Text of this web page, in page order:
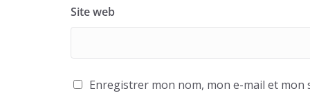
Site web
Enregistrer mon nom, mon e-mail et